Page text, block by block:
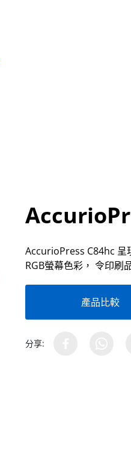
AccurioPress C84hc 呈
RGB螢幕色彩， 令印刷
產品比較
分享: